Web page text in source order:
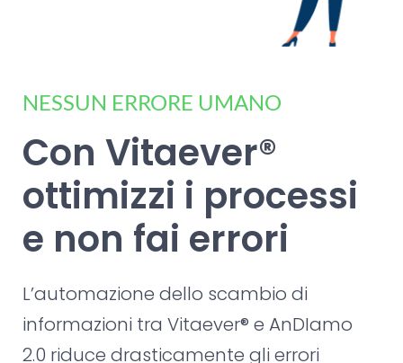
NESSUN ERRORE UMANO
Con Vitaever®
ottimizzi i processi
e non fai errori
L’automazione dello scambio di
informazioni tra Vitaever® e AnDIamo
2.0 riduce drasticamente gli errori